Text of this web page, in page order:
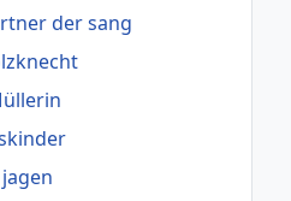
der sang